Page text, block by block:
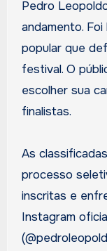
Pedro
andamento.
popular que
festival. O
escolher sua
finalistas.
As
processo
inscritas e
Instagram